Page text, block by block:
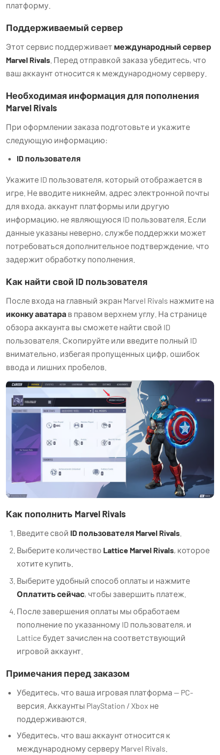
платформу.
Поддерживаемый сервер
Этот сервис поддерживает международный сервер
Marvel Rivals . Перед отправкой заказа убедитесь, что
ваш аккаунт относится к международному серверу.
Необходимая информация для пополнения
Marvel Rivals
При оформлении заказа подготовьте и укажите
следующую информацию:
ID пользователя
Укажите ID пользователя, который отображается в
игре. Не вводите никнейм, адрес электронной почты
для входа, аккаунт платформы или другую
информацию, не являющуюся ID пользователя. Если
данные указаны неверно, службе поддержки может
потребоваться дополнительное подтверждение, что
задержит обработку пополнения.
Как найти свой ID пользователя
После входа на главный экран Marvel Rivals нажмите на
иконку аватара в правом верхнем углу. На странице
обзора аккаунта вы сможете найти свой ID
пользователя. Скопируйте или введите полный ID
внимательно, избегая пропущенных цифр, ошибок
ввода и лишних пробелов.
Как пополнить Marvel Rivals
Введите свой ID пользователя Marvel Rivals
Выберите количество Lattice Marvel Rivals, которое
хотите купить.
Выберите удобный способ оплаты и нажмите
Оплатить сейчас, чтобы завершить платеж.
После завершения оплаты мы обработаем
пополнение по указанному ID пользователя, и
Lattice будет зачислен на соответствующий
игровой аккаунт.
Примечания перед заказом
Убедитесь, что ваша игровая платформа — PC-
версия. Аккаунты PlayStation / Xbox не
поддерживаются.
Убедитесь, что ваш аккаунт относится к
международному серверу Marvel Rivals.